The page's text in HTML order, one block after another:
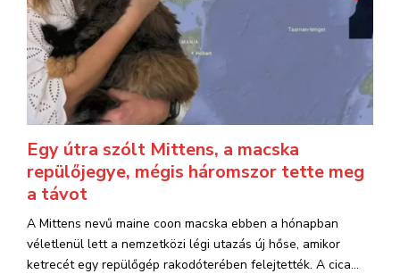
Egy útra szólt Mittens, a macska
repülőjegye, mégis háromszor tette meg
a távot
A Mittens nevű maine coon macska ebben a hónapban
véletlenül lett a nemzetközi légi utazás új hőse, amikor
ketrecét egy repülőgép rakodóterében felejtették. A cica...